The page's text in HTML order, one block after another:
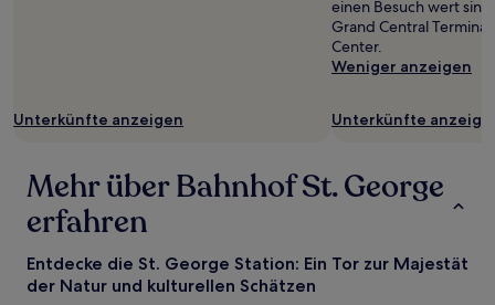
Unterkünfte anzeigen
einen Besuch wert
Grand Central
Center.
Weniger anzeigen
Unterkünfte
Mehr über Bahnhof St. George
erfahren
Entdecke die St. George Station: Ein Tor zur Majestät
der Natur und kulturellen Schätzen